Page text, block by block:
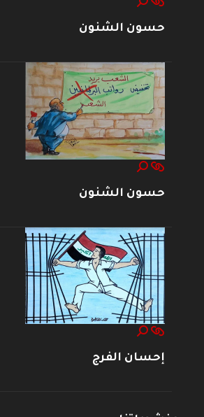
حسون الشنون
حسون الشنون
إحسان الفرج